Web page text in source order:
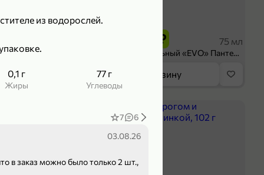
из водорослей.
0,1 г
Жиры
77 г
Углеводы
7 6
03.08.26
заказ можно было только 2 шт.,
резаное, 300 г
149,99 ₽
199,99 ₽
75 мл
Крем универсальный «EVO» Пантенол, 75 мл
В корзину